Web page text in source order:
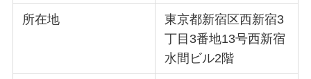
所在地
東京都新宿区西新宿3
丁目3番地13号西新宿
水間ビル2階